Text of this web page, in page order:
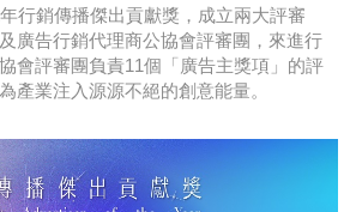
年行銷傳播傑出貢獻獎，成立兩大評審
廣告行銷代理商公協會評審團，來進行
會評審團負責11個「廣告主獎項」的評
產業注入源源不絕的創意能量。
異動
：沒人知道我失去什麼！